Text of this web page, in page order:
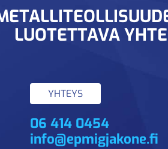
LUOTETTAVA
YHTEYS
06 414 0454
info@epmigjakone.fi